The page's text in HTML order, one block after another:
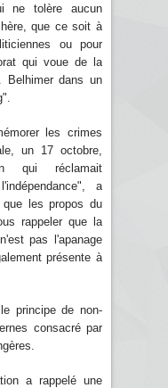
ne tolère aucun
que ce soit à
ou pour
qui voue de la
Belhimer dans un
les crimes
un 17 octobre,
qui réclamait
a
les propos du
rappeler que la
pas l'apanage
présente à
principe de non-
consacré par
a rappelé une